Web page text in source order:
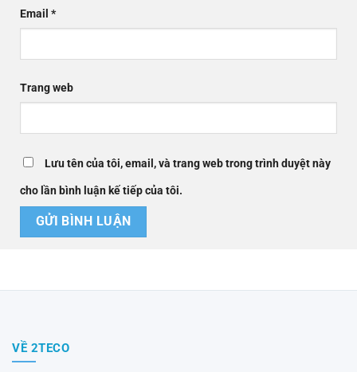
Email *
Trang web
Lưu tên của tôi, email, và trang web trong trình duyệt này
cho lần bình luận kế tiếp của tôi.
VỀ 2TECO